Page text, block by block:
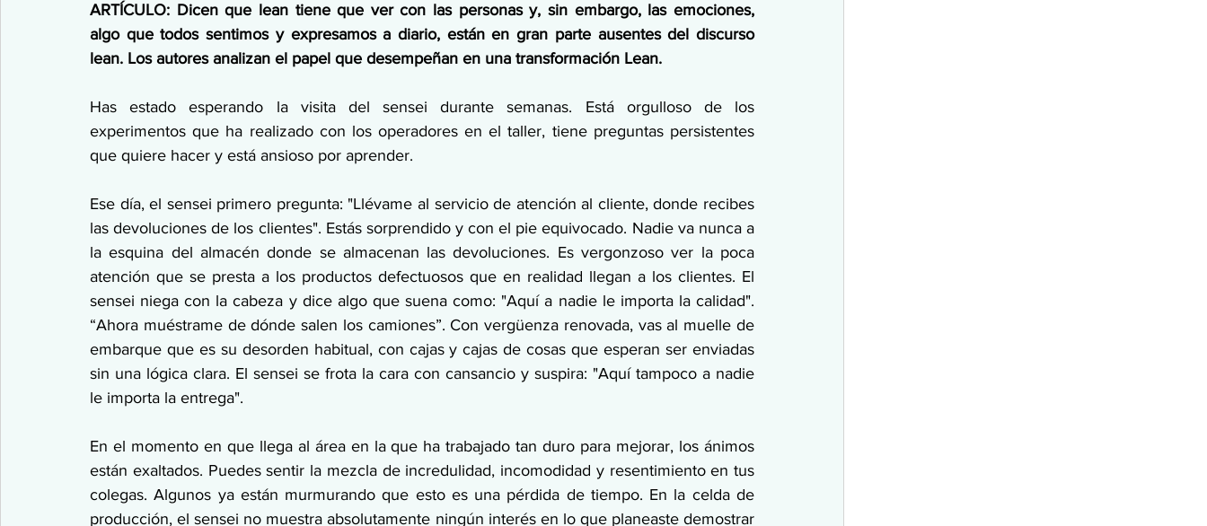
ARTÍCULO: Dicen que lean tiene que ver con las personas y, sin embargo, las emociones,
algo que todos sentimos y expresamos a diario, están en gran parte ausentes del discurso
lean. Los autores analizan el papel que desempeñan en una transformación Lean.
Has estado esperando la visita del sensei durante semanas. Está orgulloso de los
experimentos que ha realizado con los operadores en el taller, tiene preguntas persistentes
que quiere hacer y está ansioso por aprender.
Ese día, el sensei primero pregunta: "Llévame al servicio de atención al cliente, donde recibes
las devoluciones de los clientes". Estás sorprendido y con el pie equivocado. Nadie va nunca a
la esquina del almacén donde se almacenan las devoluciones. Es vergonzoso ver la poca
atención que se presta a los productos defectuosos que en realidad llegan a los clientes. El
sensei niega con la cabeza y dice algo que suena como: "Aquí a nadie le importa la calidad".
“Ahora muéstrame de dónde salen los camiones”. Con vergüenza renovada, vas al muelle de
embarque que es su desorden habitual, con cajas y cajas de cosas que esperan ser enviadas
sin una lógica clara. El sensei se frota la cara con cansancio y suspira: "Aquí tampoco a nadie
le importa la entrega".
En el momento en que llega al área en la que ha trabajado tan duro para mejorar, los ánimos
están exaltados. Puedes sentir la mezcla de incredulidad, incomodidad y resentimiento en tus
colegas. Algunos ya están murmurando que esto es una pérdida de tiempo. En la celda de
producción, el sensei no muestra absolutamente ningún interés en lo que planeaste demostrar